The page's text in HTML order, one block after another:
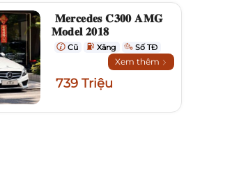
𝐌𝐞𝐫𝐜𝐞𝐝𝐞𝐬 𝐂𝟑𝟎𝟎 𝐀𝐌𝐆
𝐌𝐨𝐝𝐞𝐥 𝟐𝟎𝟏𝟖
Cũ Xăng Số TĐ
Xem thêm
739 Triệu